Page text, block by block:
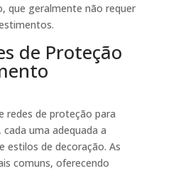
que geralmente não requer
de Proteção
redes de proteção para
uma adequada a
estilos de decoração. As
comuns, oferecendo